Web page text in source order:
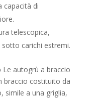
capacità di
telescopica,
carichi estremi.
Le autogrù a braccio
braccio costituito da
simile a una griglia,